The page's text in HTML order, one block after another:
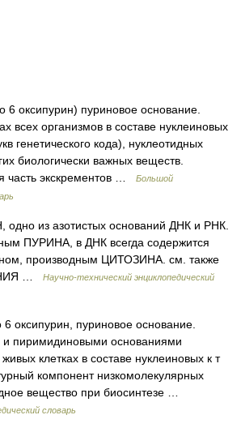
оксипурин) пуриновое основание.
всех организмов в составе нуклеиновых
генетического кода), нуклеотидных
биологически важных веществ.
часть экскрементов …
Большой
из азотистых оснований ДНК и РНК.
ПУРИНА, в ДНК всегда содержится
производным ЦИТОЗИНА. см. также
…
Научно-технический энциклопедический
оксипурин, пуриновое основание.
пиримидиновыми основаниями
клетках в составе нуклеиновых к т
компонент низкомолекулярных
вещество при биосинтезе …
словарь